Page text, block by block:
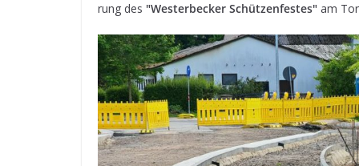
rung des "Wes­ter­be­cker Schüt­zen­fes­tes" am